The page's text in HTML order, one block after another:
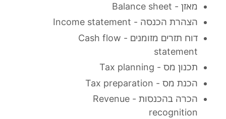
מאזן - Balance sheet
הצהרת הכנסה - Income statement
דוח תזרים מזומנים - Cash flow
statement
תכנון מס - Tax planning
הכנת מס - Tax preparation
הכרה בהכנסות - Revenue
recognition